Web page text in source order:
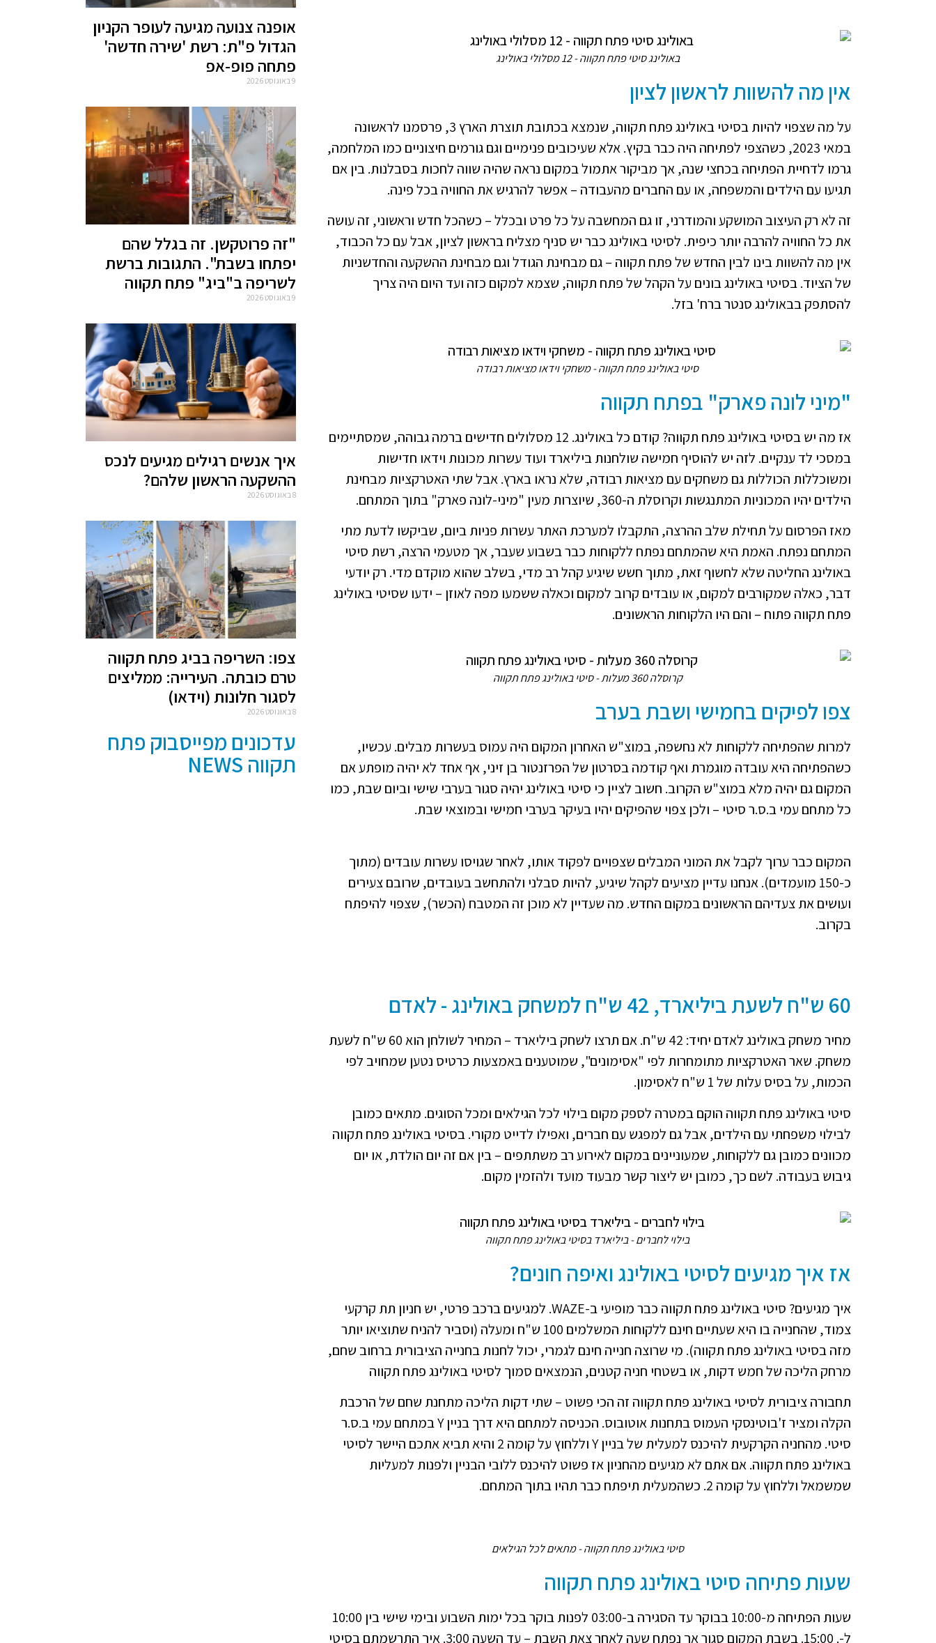
באולינג סיטי פתח תקווה - 12 מסלולי באולינג
אין מה להשוות לראשון לציון
על מה שצפוי להיות בסיטי באולינג פתח תקווה, שנמצא בכתובת תוצרת הארץ 3, פרסמנו לראשונה
במאי 2023, כשהצפי לפתיחה היה כבר בקיץ. אלא שעיכובים פנימיים וגם גורמים חיצוניים כמו המלחמה,
גרמו לדחיית הפתיחה בכחצי שנה, אך מביקור אתמול במקום נראה שהיה שווה לחכות בסבלנות. בין אם
תגיעו עם הילדים והמשפחה, או עם החברים מהעבודה – אפשר להרגיש את החוויה בכל פינה.
זה לא רק העיצוב המושקע והמודרני, זו גם המחשבה על כל פרט ובכלל – כשהכל חדש וראשוני, זה עושה
את כל החוויה להרבה יותר כיפית. לסיטי באולינג כבר יש סניף מצליח בראשון לציון, אבל עם כל הכבוד,
אין מה להשוות בינו לבין החדש של פתח תקווה – גם מבחינת הגודל וגם מבחינת ההשקעה והחדשניות
של הציוד. בסיטי באולינג בונים על הקהל של פתח תקווה, שצמא למקום כזה ועד היום היה צריך
להסתפק בבאולינג סנטר ברח' בזל.
סיטי באולינג פתח תקווה - משחקי וידאו מציאות רבודה
"מיני לונה פארק" בפתח תקווה
אז מה יש בסיטי באולינג פתח תקווה? קודם כל באולינג. 12 מסלולים חדישים ברמה גבוהה, שמסתיימים
במסכי לד ענקיים. לזה יש להוסיף חמישה שולחנות ביליארד ועוד עשרות מכונות וידאו חדישות
ומשוכללות הכוללות גם משחקים עם מציאות רבודה, שלא נראו בארץ. אבל שתי האטרקציות מבחינת
הילדים יהיו המכוניות המתנגשות וקרוסלת ה-360, שיוצרות מעין "מיני-לונה פארק" בתוך המתחם.
מאז הפרסום על תחילת שלב ההרצה, התקבלו למערכת האתר עשרות פניות ביום, שביקשו לדעת מתי
המתחם נפתח. האמת היא שהמתחם נפתח ללקוחות כבר בשבוע שעבר, אך מטעמי הרצה, רשת סיטי
באולינג החליטה שלא לחשוף זאת, מתוך חשש שיגיע קהל רב מדי, בשלב שהוא מוקדם מדי. רק יודעי
דבר, כאלה שמקורבים למקום, או עובדים קרוב למקום וכאלה ששמעו מפה לאוזן – ידעו שסיטי באולינג
פתח תקווה פתוח – והם היו הלקוחות הראשונים.
קרוסלה 360 מעלות - סיטי באולינג פתח תקווה
צפו לפיקים בחמישי ושבת בערב
למרות שהפתיחה ללקוחות לא נחשפה, במוצ"ש האחרון המקום היה עמוס בעשרות מבלים. עכשיו,
כשהפתיחה היא עובדה מוגמרת ואף קודמה בסרטון של הפרזנטור בן זיני, אף אחד לא יהיה מופתע אם
המקום גם יהיה מלא במוצ"ש הקרוב. חשוב לציין כי סיטי באולינג יהיה סגור בערבי שישי וביום שבת, כמו
כל מתחם עמי ב.ס.ר סיטי – ולכן צפוי שהפיקים יהיו בעיקר בערבי חמישי ובמוצאי שבת.
המקום כבר ערוך לקבל את המוני המבלים שצפויים לפקוד אותו, לאחר שגויסו עשרות עובדים (מתוך
כ-150 מועמדים). אנחנו עדיין מציעים לקהל שיגיע, להיות סבלני ולהתחשב בעובדים, שרובם צעירים
ועושים את צעדיהם הראשונים במקום החדש. מה שעדיין לא מוכן זה המטבח (הכשר), שצפוי להיפתח
בקרוב.
60 ש"ח לשעת ביליארד, 42 ש"ח למשחק באולינג - לאדם
מחיר משחק באולינג לאדם יחיד: 42 ש"ח. אם תרצו לשחק ביליארד – המחיר לשולחן הוא 60 ש"ח לשעת
משחק. שאר האטרקציות מתומחרות לפי "אסימונים", שמוטענים באמצעות כרטיס נטען שמחויב לפי
הכמות, על בסיס עלות של 1 ש"ח לאסימון.
סיטי באולינג פתח תקווה הוקם במטרה לספק מקום בילוי לכל הגילאים ומכל הסוגים. מתאים כמובן
לבילוי משפחתי עם הילדים, אבל גם למפגש עם חברים, ואפילו לדייט מקורי. בסיטי באולינג פתח תקווה
מכוונים כמובן גם ללקוחות, שמעוניינים במקום לאירוע רב משתתפים – בין אם זה יום הולדת, או יום
גיבוש בעבודה. לשם כך, כמובן יש ליצור קשר מבעוד מועד ולהזמין מקום.
בילוי לחברים - ביליארד בסיטי באולינג פתח תקווה
אז איך מגיעים לסיטי באולינג ואיפה חונים?
איך מגיעים? סיטי באולינג פתח תקווה כבר מופיעי ב-WAZE. למגיעים ברכב פרטי, יש חניון תת קרקעי
צמוד, שהחנייה בו היא שעתיים חינם ללקוחות המשלמים 100 ש"ח ומעלה (וסביר להניח שתוציאו יותר
מזה בסיטי באולינג פתח תקווה). מי שרוצה חנייה חינם לגמרי, יכול לחנות בחנייה הציבורית ברחוב שחם,
מרחק הליכה של חמש דקות, או בשטחי חניה קטנים, הנמצאים סמוך לסיטי באולינג פתח תקווה
תחבורה ציבורית לסיטי באולינג פתח תקווה זה הכי פשוט – שתי דקות הליכה מתחנת שחם של הרכבת
הקלה ומציר ז'בוטינסקי העמוס בתחנות אוטובוס. הכניסה למתחם היא דרך בניין Y במתחם עמי ב.ס.ר
סיטי. מהחניה הקרקעית להיכנס למעלית של בניין Y וללחוץ על קומה 2 והיא תביא אתכם היישר לסיטי
באולינג פתח תקווה. אם אתם לא מגיעים מהחניון אז פשוט להיכנס ללובי הבניין ולפנות למעליות
שמשמאל וללחוץ על קומה 2. כשהמעלית תיפתח כבר תהיו בתוך המתחם.
סיטי באולינג פתח תקווה - מתאים לכל הגילאים
שעות פתיחה סיטי באולינג פתח תקווה
שעות הפתיחה מ-10:00 בבוקר עד הסגירה ב-03:00 לפנות בוקר בכל ימות השבוע ובימי שישי בין 10:00
ל-. 15:00. בשבת המקום סגור אך נפתח שעה לאחר צאת השבת – עד השעה 3:00. איך התרשמתם בסיטי
אופנה צנועה מגיעה לעופר הקניון
הגדול פ"ת: רשת 'שירה חדשה'
פתחה פופ-אפ
9 באוגוסט 2026
"זה פרוטקשן. זה בגלל שהם
יפתחו בשבת". התגובות ברשת
לשריפה ב"ביג" פתח תקווה
9 באוגוסט 2026
איך אנשים רגילים מגיעים לנכס
ההשקעה הראשון שלהם?
8 באוגוסט 2026
צפו: השריפה בביג פתח תקווה
טרם כובתה. העירייה: ממליצים
לסגור חלונות (וידאו)
8 באוגוסט 2026
עדכונים מפייסבוק פתח
תקווה NEWS